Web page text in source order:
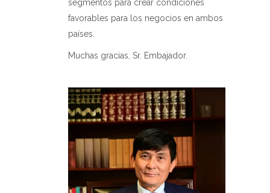
segmentos para crear condiciones
favorables para los negocios en ambos
países.
Muchas gracias, Sr. Embajador.